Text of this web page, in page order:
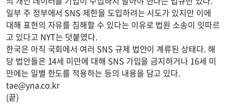
일부 주 정부에서 SNS 제한을 도입하려는 시도가 있지만 이에
대해 표현의 자유를 침해할 수 있다는 이유로 법원 소송이 잇따르
고 있다고 NYT는 덧붙였다.
한국은 아직 국회에서 여러 SNS 규제 법안이 계류된 상태다. 해
당 법안들은 14세 미만에 대해 SNS 가입을 금지하거나 16세 미
만에는 일별 한도를 적용하는 등의 내용을 담고 있다.
tae@yna.co.kr
(끝)